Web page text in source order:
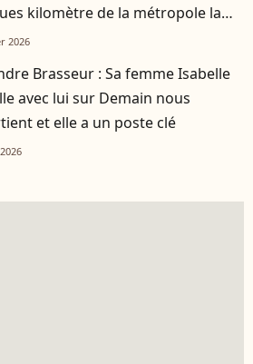
kilomètre de la métropole la
de France
2026
Brasseur : Sa femme Isabelle
avec lui sur Demain nous
et elle a un poste clé